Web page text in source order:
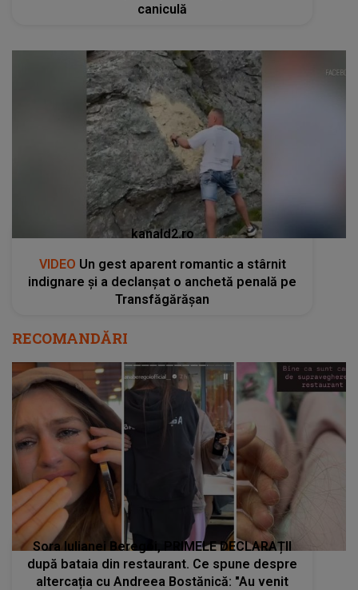
caniculă
kanald2.ro
VIDEO Un gest aparent romantic a stârnit
indignare și a declanșat o anchetă penală pe
Transfăgărășan
RECOMANDĂRI
Sora Iulianei Beregoi, PRIMELE DECLARAȚII
după bataia din restaurant. Ce spune despre
altercația cu Andreea Bostănică: "Au venit